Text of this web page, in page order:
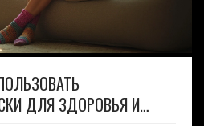
ДЛЯ ЗДОРОВЬЯ И